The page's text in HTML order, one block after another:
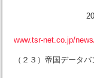
2022年上半期
www.tsr-net.co.jp/
（２３）帝国データバ